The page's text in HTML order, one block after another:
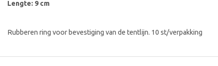
Lengte: 9 cm
Rubberen ring voor bevestiging van de tentlijn. 10 st/verpakking